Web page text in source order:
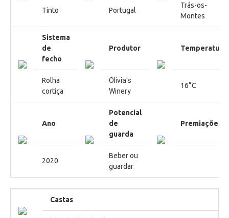
Tinto Portugal
Trás-os-
Montes
Sistema
de
fecho
Produtor Temperatura
Rolha
cortiça
Olivia's
Winery
16°C
Ano
Potencial
de
guarda
Premiações
2020
Beber ou
guardar
Castas